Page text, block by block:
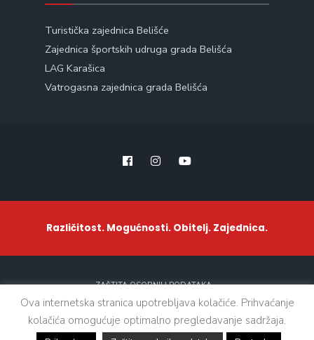
Turistička zajednica Belišće
Zajednica športskih udruga grada Belišća
LAG Karašica
Vatrogasna zajednica grada Belišća
Različitost. Mogućnosti. Obitelj. Zajednica.
ZAŠTITA OSOBNIH PODATAKA
Sva prava zadržana. © 2021 - Grad Belišće
Ova internetska stranica upotrebljava kolačiće. Prihvaćanje
kolačića omogućuje optimalno pregledavanje sadržaja.